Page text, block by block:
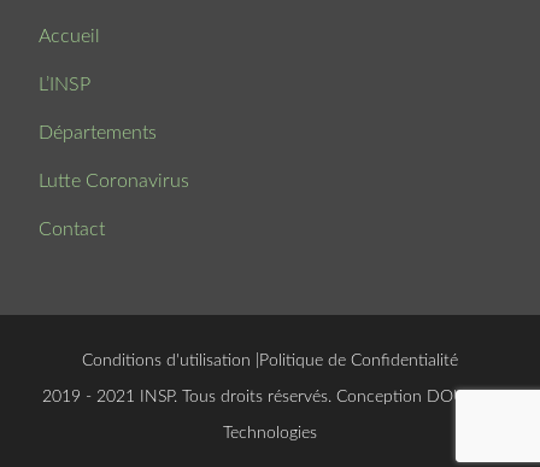
Accueil
L’INSP
Départements
Lutte Coronavirus
Contact
Conditions d'utilisation Politique de Confidentialité
© 2019 - 2021 INSP. Tous droits réservés. Conception DOUCSOFT
Technologies